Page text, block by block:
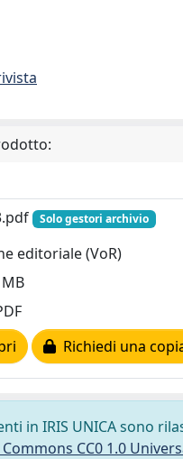
Solo gestori archivio
editoriale (VoR)
Richiedi una
in IRIS UNICA sono
CC0 1.0